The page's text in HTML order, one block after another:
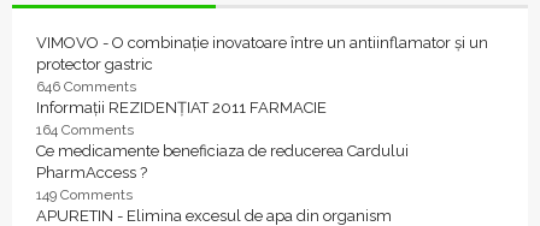
VIMOVO - O combinație inovatoare între un antiinflamator și un
protector gastric
646 Comments
Informații REZIDENȚIAT 2011 FARMACIE
164 Comments
Ce medicamente beneficiaza de reducerea Cardului
PharmAccess ?
149 Comments
APURETIN - Elimina excesul de apa din organism